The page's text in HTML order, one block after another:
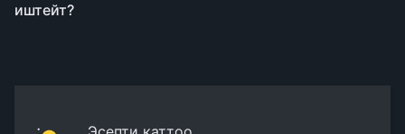
иштейт?